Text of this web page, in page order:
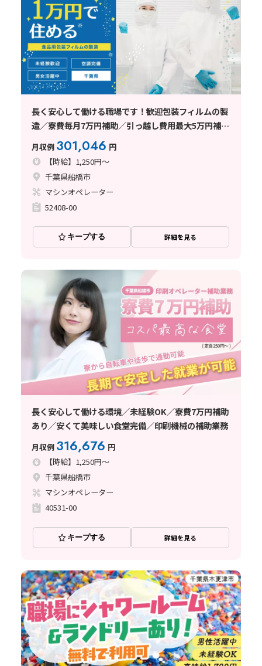
長く安心して働ける職場です！歓迎包装フィルムの製
造／寮費毎月7万円補助／引っ越し費用最大5万円補助
／空調完備
月収例 301,046 円
【時給】1,250円～
千葉県船橋市
マシンオペレーター
52408-00
キープする 詳細を見る
長く安心して働ける環境／未経験OK／寮費7万円補助
あり／安くて美味しい食堂完備／印刷機械の補助業務
月収例 316,676 円
【時給】1,250円～
千葉県船橋市
マシンオペレーター
40531-00
キープする 詳細を見る